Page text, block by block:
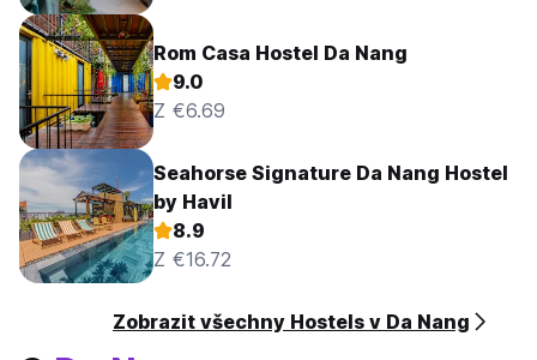
Rom Casa Hostel Da Nang
9.0
Z €6.69
Seahorse Signature Da Nang Hostel
by Havil
8.9
Z €16.72
Zobrazit všechny Hostels v Da Nang